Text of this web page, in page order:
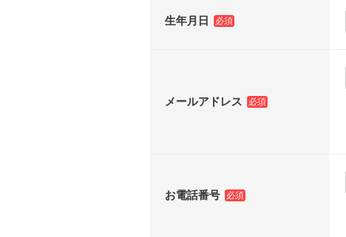
生年月日
メールアドレス
お電話番号